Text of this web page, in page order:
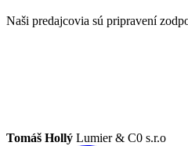
Naši predajcovia sú pripravení
Tomáš Hollý Lumier & C0 s.r.o